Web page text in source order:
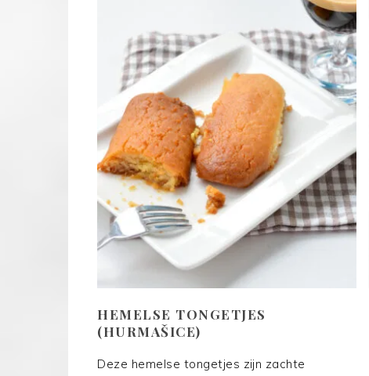
HEMELSE TONGETJES
(HURMAŠICE)
Deze hemelse tongetjes zijn zachte